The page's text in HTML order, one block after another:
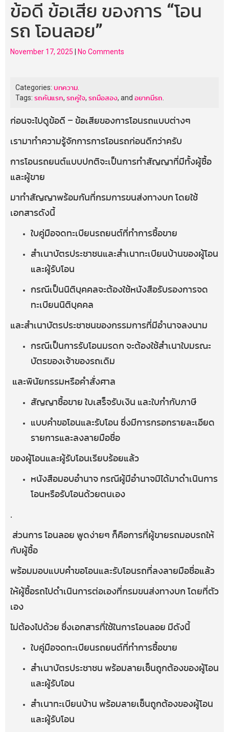
ข้อดี ข้อเสีย ของการ “โอน
รถ โอนลอย”
November 17, 2025 No Comments
Categories: บทความ.
Tags: รถคันแรก, รถคู่ใจ, รถมือสอง, and อยากมีรถ.
ก่อนจะไปดูข้อดี – ข้อเสียของการโอนรถแบบต่างๆ
เรามาทำความรู้จักการการโอนรถก่อนดีกว่าครับ
การโอนรถยนต์แบบปกติจะเป็นการทำสัญญาที่มีทั้งผู้ซื้อ
และผู้ขาย
มาทำสัญญาพร้อมกันที่กรมการขนส่งทางบก โดยใช้
เอกสารดังนี้
ใบคู่มือจดทะเบียนรถยนต์ที่ทำการซื้อขาย
สำเนาบัตรประชาชนและสำเนาทะเบียนบ้านของผู้โอน
และผู้รับโอน
กรณีเป็นนิติบุคคลจะต้องใช้หนังสือรับรองการจด
ทะเบียนนิติบุคคล
และสำเนาบัตรประชาชนของกรรมการที่มีอำนาจลงนาม
กรณีเป็นการรับโอนมรดก จะต้องใช้สำเนาใบมรณะ
บัตรของเจ้าของรถเดิม
และพินัยกรรมหรือคำสั่งศาล
สัญญาซื้อขาย ใบเสร็จรับเงิน และใบกำกับภาษี
แบบคำขอโอนและรับโอน ซึ่งมีการกรอกรายละเอียด
รายการและลงลายมือชื่อ
ของผู้โอนและผู้รับโอนเรียบร้อยแล้ว
หนังสือมอบอำนาจ กรณีผู้มีอำนาจมิได้มาดำเนินการ
โอนหรือรับโอนด้วยตนเอง
.
ส่วนการ โอนลอย พูดง่ายๆ ก็คือการที่ผู้ขายรถมอบรถให้
กับผู้ซื้อ
พร้อมมอบแบบคำขอโอนและรับโอนรถที่ลงลายมือชื่อแล้ว
ให้ผู้ซื้อรถไปดำเนินการต่อเองที่กรมขนส่งทางบก โดยที่ตัว
เอง
ไม่ต้องไปด้วย ซึ่งเอกสารที่ใช้ในการโอนลอย มีดังนี้
ใบคู่มือจดทะเบียนรถยนต์ที่ทำการซื้อขาย
สำเนาบัตรประชาชน พร้อมลายเซ็นถูกต้องของผู้โอน
และผู้รับโอน
สำเนาทะเบียนบ้าน พร้อมลายเซ็นถูกต้องของผู้โอน
และผู้รับโอน